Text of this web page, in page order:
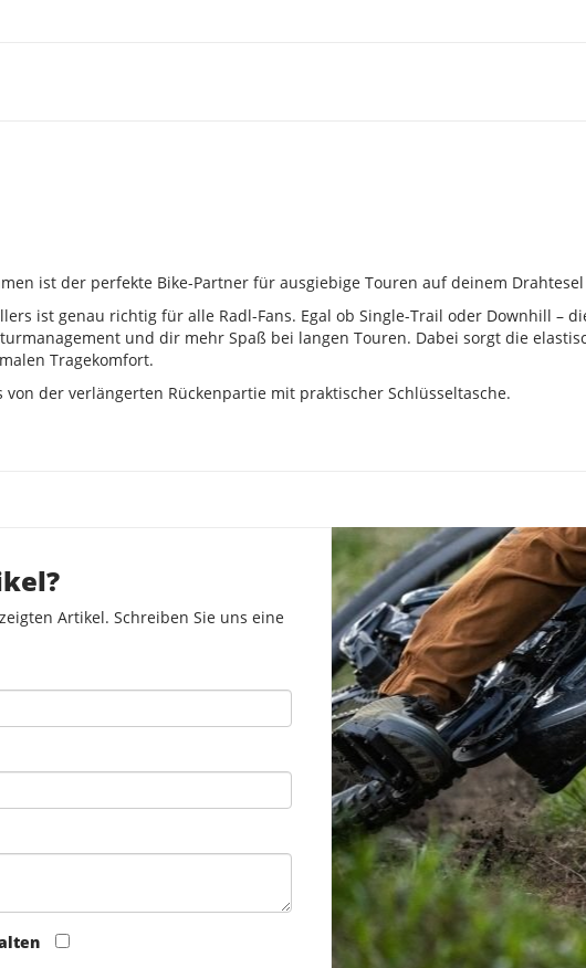
ist der perfekte Bike-Partner für ausgiebige Touren auf deinem
ist genau richtig für alle Radl-Fans. Egal ob Single-Trail oder Downhill –
und dir mehr Spaß bei langen Touren. Dabei sorgt die
Tragekomfort.
der verlängerten Rückenpartie mit praktischer Schlüsseltasche.
Artikel. Schreiben Sie uns eine